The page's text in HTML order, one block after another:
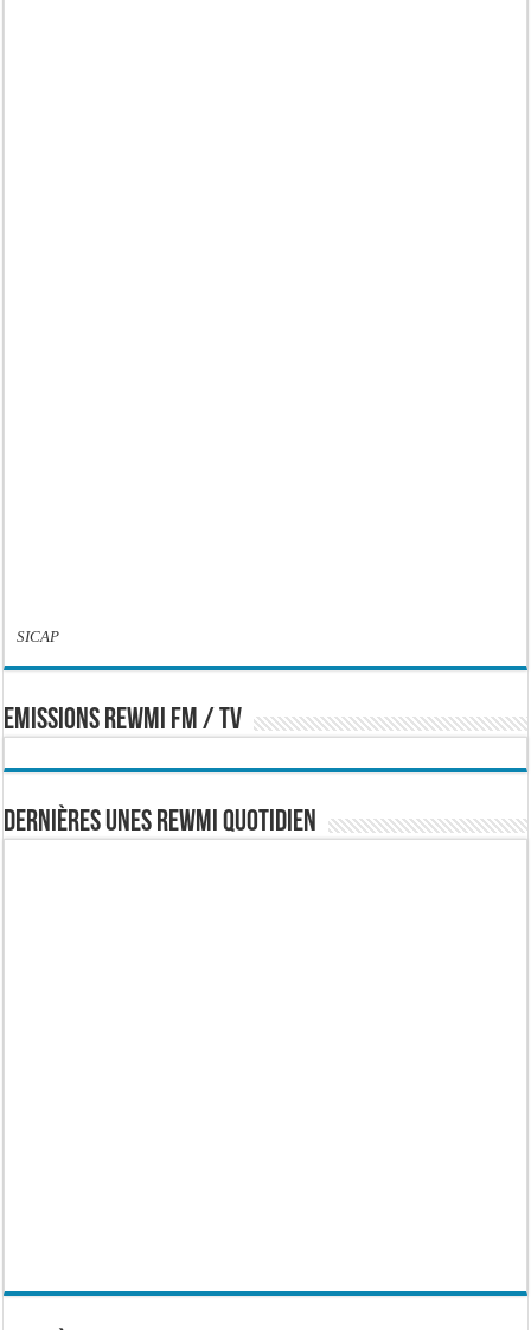
SICAP
EMISSIONS REWMI FM / TV
Dernières Unes Rewmi Quotidien